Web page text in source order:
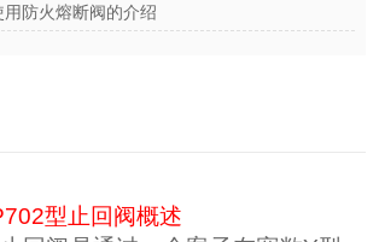
防火熔断阀的介绍
型止回阀概述